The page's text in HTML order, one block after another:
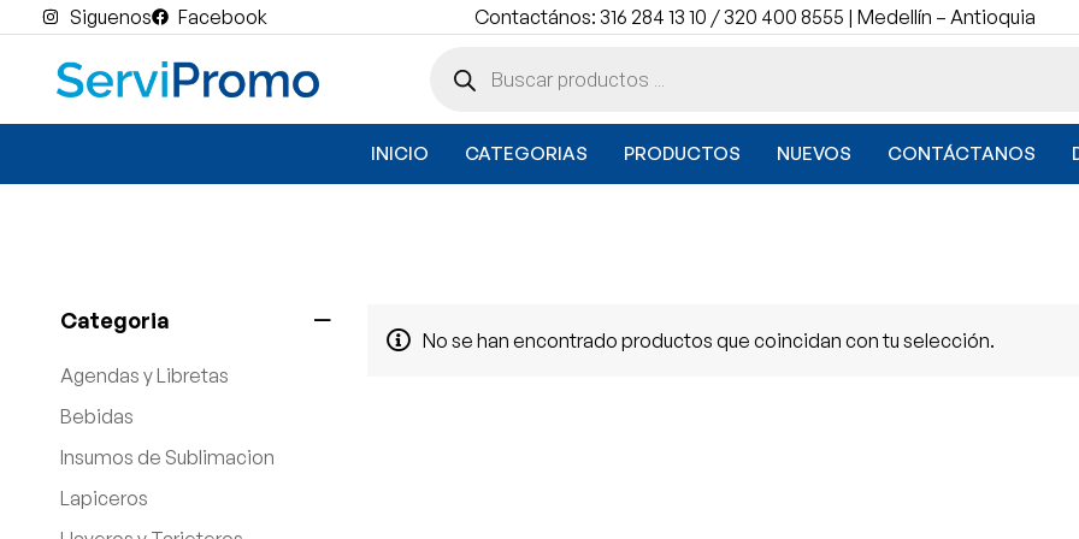
Siguenos Facebook Contactános: 316 284 13 10 / 320 400 8555 | Medellín – Antioquia
INICIO CATEGORIAS PRODUCTOS NUEVOS CONTÁCTANOS
Categoria
Agendas y Libretas
Bebidas
Insumos de Sublimacion
Lapiceros
No se han encontrado productos que coincidan con tu selección.